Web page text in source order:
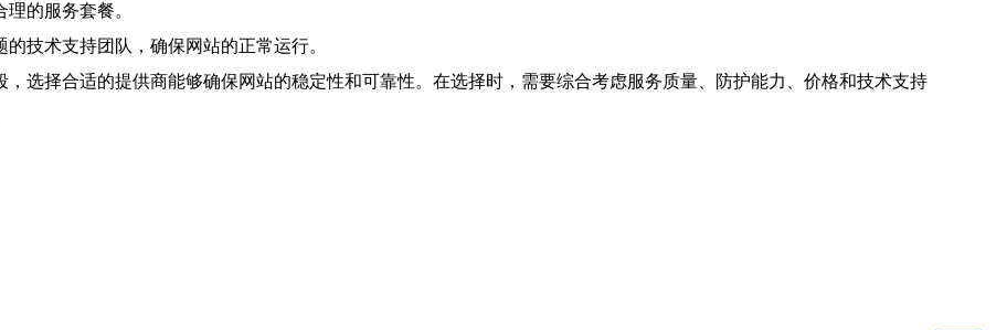
的服务套餐。
技术支持团队，确保网站的正常运行。
选择合适的提供商能够确保网站的稳定性和可靠性。在选择时，需要综合考虑服务质量、防护能力、价格和技术支持